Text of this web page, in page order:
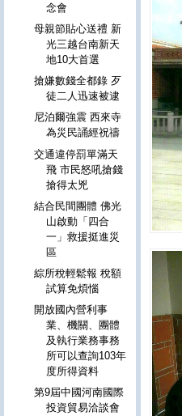
念會
母親節貼心送禮 新
光三越台南新天
地10大首選
搶嫌數錢全都錄 歹
徒二人迅速被逮
尼泊爾強震 西來寺
為災民誦經祝禱
交通違停罰單滿天
飛 市民怒吼搶錢
搶得太兇
結合民間團體 佛光
山啟動「四合
一」救援挺進災
區
綜所稅輕鬆報 稅額
試算免煩惱
開放國內營利事
業、機關、團體
及執行業務事務
所可以查詢103年
度所得資料
第9屆中國河南國際
投資貿易洽談會